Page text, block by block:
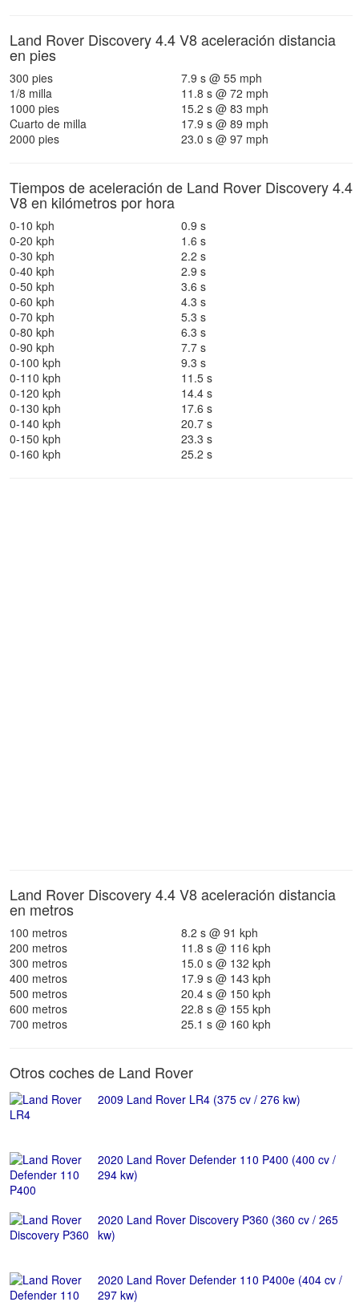
Land Rover Discovery 4.4 V8 aceleración distancia
en pies
300 pies
7.9 s @ 55 mph
1/8 milla
11.8 s @ 72 mph
1000 pies
15.2 s @ 83 mph
Cuarto de milla
17.9 s @ 89 mph
2000 pies
23.0 s @ 97 mph
Tiempos de aceleración de Land Rover Discovery 4.4
V8 en kilómetros por hora
0-10 kph
0.9 s
0-20 kph
1.6 s
0-30 kph
2.2 s
0-40 kph
2.9 s
0-50 kph
3.6 s
0-60 kph
4.3 s
0-70 kph
5.3 s
0-80 kph
6.3 s
0-90 kph
7.7 s
0-100 kph
9.3 s
0-110 kph
11.5 s
0-120 kph
14.4 s
0-130 kph
17.6 s
0-140 kph
20.7 s
0-150 kph
23.3 s
0-160 kph
25.2 s
Land Rover Discovery 4.4 V8 aceleración distancia
en metros
100 metros
8.2 s @ 91 kph
200 metros
11.8 s @ 116 kph
300 metros
15.0 s @ 132 kph
400 metros
17.9 s @ 143 kph
500 metros
20.4 s @ 150 kph
600 metros
22.8 s @ 155 kph
700 metros
25.1 s @ 160 kph
Otros coches de Land Rover
2009 Land Rover LR4 (375 cv / 276 kw)
2020 Land Rover Defender 110 P400 (400 cv /
294 kw)
2020 Land Rover Discovery P360 (360 cv / 265
kw)
2020 Land Rover Defender 110 P400e (404 cv /
297 kw)